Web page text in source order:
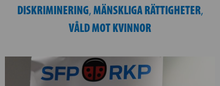
DISKRIMINERING,MÄNSKLIGA RÄTTIGHETER,
VÅLD MOT KVINNOR